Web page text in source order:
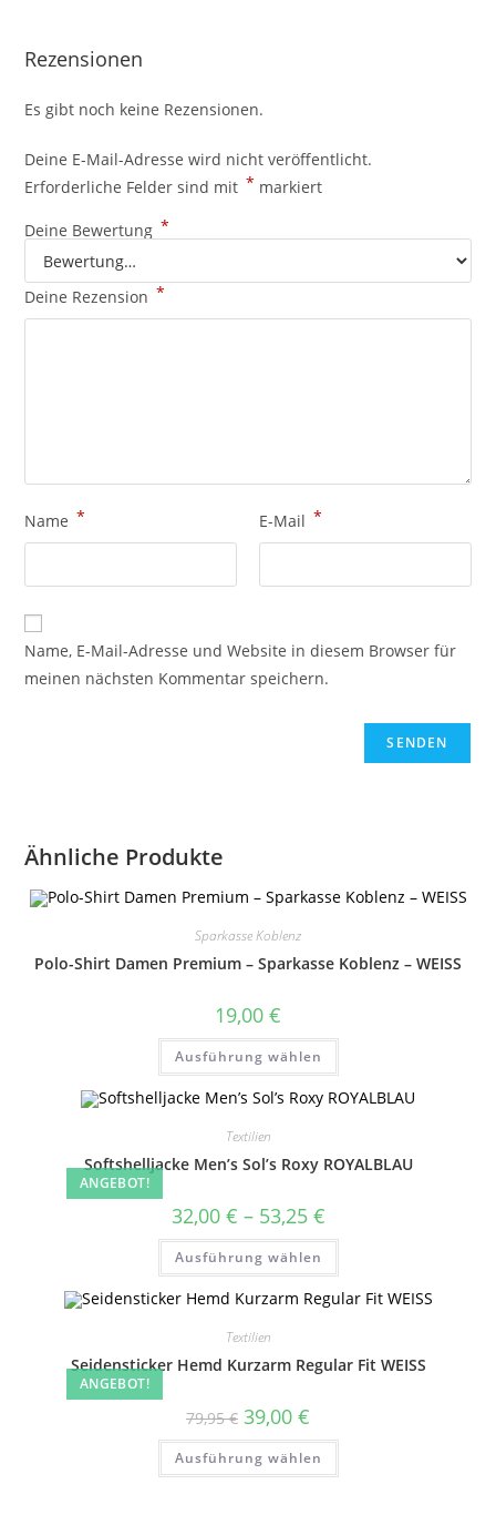
Rezensionen
Es gibt noch keine Rezensionen.
Deine E-Mail-Adresse wird nicht veröffentlicht.
Erforderliche Felder sind mit * markiert
Deine Bewertung *
Deine Rezension *
Name * E-Mail *
Name, E-Mail-Adresse und Website in diesem Browser für
meinen nächsten Kommentar speichern.
Ähnliche Produkte
Sparkasse Koblenz
Polo-Shirt Damen Premium – Sparkasse Koblenz – WEISS
19,00 €
Ausführung wählen
Dieses
weist
mehrere
Varianten
können
werden
ANGEBOT!
Textilien
Softshelljacke Men’s Sol’s Roxy ROYALBLAU
32,00 € – 53,25 €Preisspanne:
32,00 €
bis
Ausführung wählen
Dieses
weist
mehrere
Varianten
Optionen
können
werden
ANGEBOT!
Textilien
Seidensticker Hemd Kurzarm Regular Fit WEISS
79,95€ Ursprünglicher
Preis
war:
79,95 €
39,00 €
ist:
39,00 €.
Ausführung wählen
Dieses
weist